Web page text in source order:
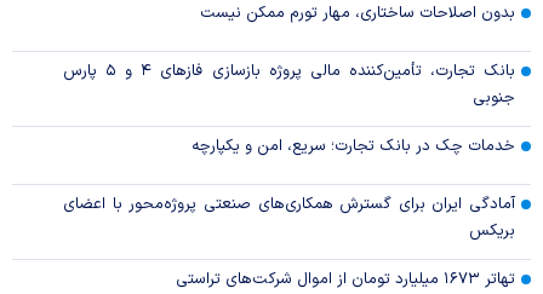
بدون اصلاحات ساختاری، مهار تورم ممکن نیست
بانک تجارت، تأمین‌کننده مالی پروژه بازسازی فاز‌های ۴ و ۵ پارس
جنوبی
خدمات چک در بانک تجارت؛ سریع، امن و یکپارچه
آمادگی ایران برای گسترش همکاری‌های صنعتی پروژه‌محور با اعضای
بریکس
تهاتر ۱۶۷۳ میلیارد تومان از اموال شرکت‌های تراستی